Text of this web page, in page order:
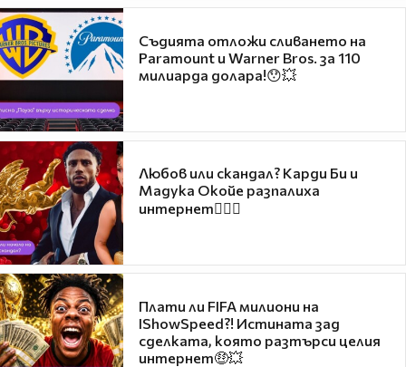
Съдията отложи сливането на
Paramount и Warner Bros. за 110
милиарда долара!😯💥
Любов или скандал? Карди Би и
Мадука Окойе разпалиха
интернет❤️‍🔥🔥
Плати ли FIFA милиони на
IShowSpeed?! Истината зад
сделката, която разтърси целия
интернет🤑💥